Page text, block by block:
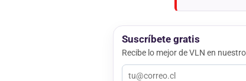
Suscríbete gratis
Recibe lo mejor de VLN en